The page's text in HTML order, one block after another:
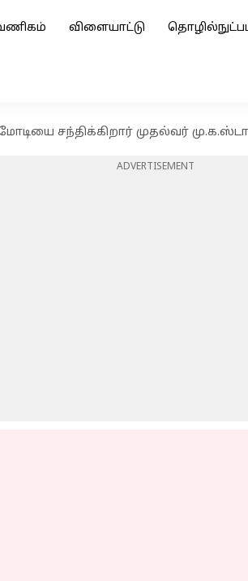
விளையாட்டு
சந்திக்கிறார் முதல்வர்
ADVERTISEMENT